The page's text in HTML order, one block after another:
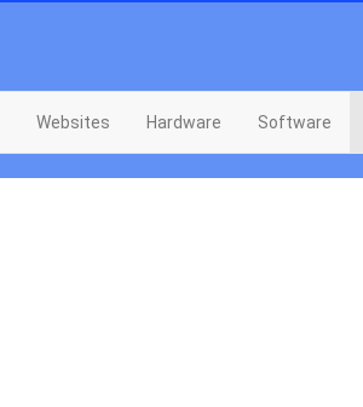
Websites Hardware Software